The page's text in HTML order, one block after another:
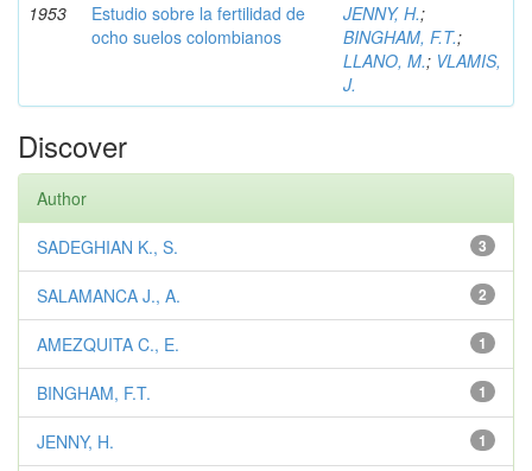
1953
Estudio sobre la fertilidad de
ocho suelos colombianos
JENNY, H.;
BINGHAM, F.T.;
LLANO, M.; VLAMIS,
J.
Discover
Author
3
SADEGHIAN K., S.
2
SALAMANCA J., A.
1
AMEZQUITA C., E.
1
BINGHAM, F.T.
1
JENNY, H.